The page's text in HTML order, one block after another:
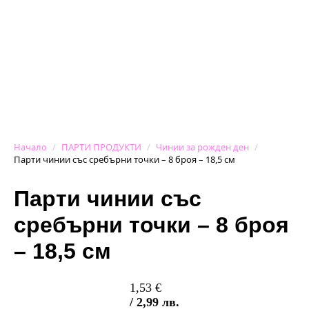
Начало ПАРТИ ПРОДУКТИ
Чинии за рожден ден
Парти чинии със сребърни точки – 8 броя – 18,5 см
Парти чинии със
сребърни точки – 8 броя
– 18,5 см
1,53 €
/ 2,99 лв.